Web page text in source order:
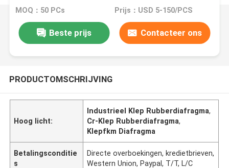
MOQ：50 PCs Prijs：USD 5-150/PCS
Beste prijs Contacteer ons
PRODUCTOMSCHRIJVING
Hoog licht:
Industrieel Klep Rubberdiafragma,
Cr-Klep Rubberdiafragma,
Klepfkm Diafragma
Betalingsconditie
s
Directe overboekingen, kredietbrieven,
Western Union, Paypal, T/T, L/C